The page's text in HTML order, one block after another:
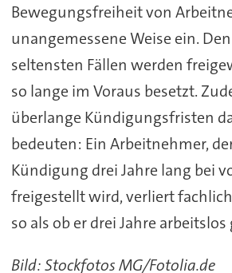
Bewegungsfreiheit von
unangemessene Weise ein.
seltensten Fällen werden
so lange im Voraus besetzt.
überlange Kündigungsfristen
bedeuten: Ein Arbeitnehmer,
Kündigung drei Jahre lang bei
freigestellt wird, verliert
so als ob er drei Jahre
Bild: Stockfotos MG/Fotolia.de